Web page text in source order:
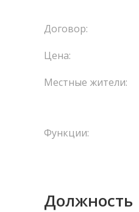
Договор:
Цена:
Местные жители:
Функции:
Должность